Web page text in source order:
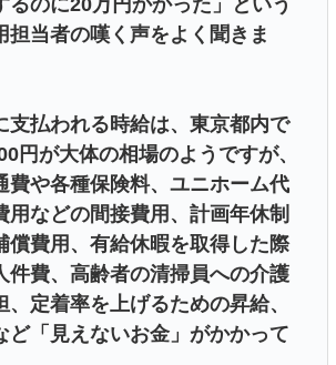
担当者の嘆く声をよく聞きま
支払われる時給は、東京都内で
円が大体の相場のようですが、
費や各種保険料、ユニホーム代
用などの間接費用、計画年休制
償費用、有給休暇を取得した際
件費、高齢者の清掃員への介護
定着率を上げるための昇給、
ど「見えないお金」がかかって